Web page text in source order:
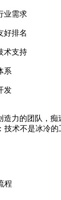
业需求
好排名
术支持
系
发
力的团队，痴
技术不是冰冷
程